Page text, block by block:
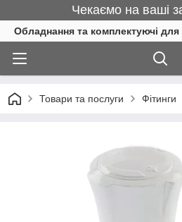
Чекаємо на ваші
Обладнання та комплектуючі для
Товари та послуги Фітинги